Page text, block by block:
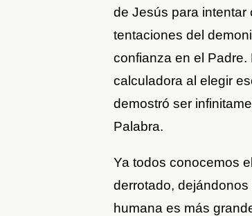
de Jesús para intentar
tentaciones del
confianza en el
calculadora al elegir
demostró ser
Palabra.
Ya todos conocemos
derrotado,
humana es más